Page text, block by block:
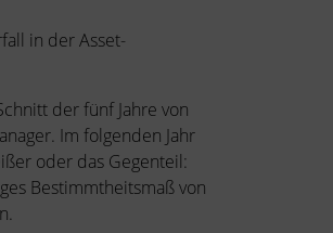
in der Asset-
der fünf Jahre von
Im folgenden Jahr
oder das Gegenteil:
Bestimmtheitsmaß von